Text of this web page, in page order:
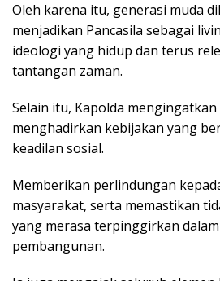
Oleh karena itu, generasi muda
menjadikan Pancasila sebagai
ideologi yang hidup dan terus
tantangan zaman.
Selain itu, Kapolda
menghadirkan kebijakan yang
keadilan sosial.
Memberikan perlindungan
masyarakat, serta memastikan
yang merasa terpinggirkan
pembangunan.